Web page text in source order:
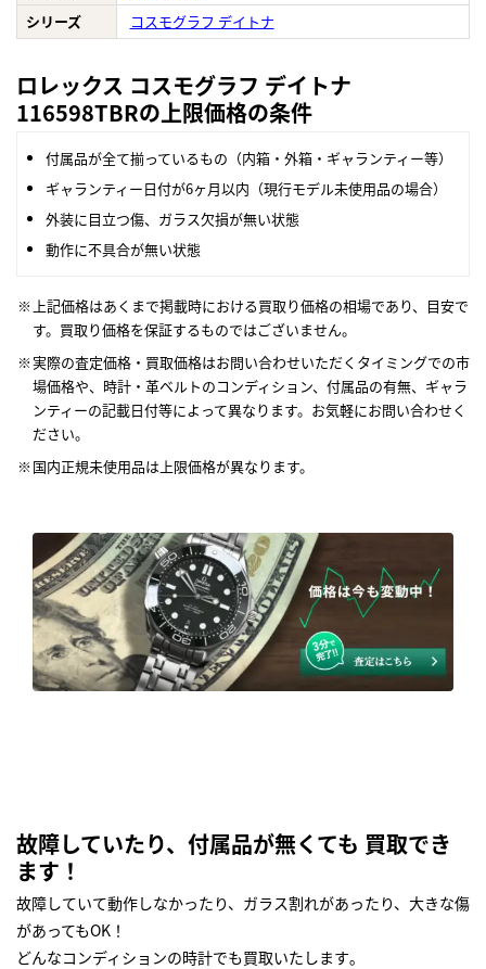
シリーズ
コスモグラフ デイトナ
ロレックス コスモグラフ デイトナ
116598TBRの上限価格の条件
付属品が全て揃っているもの（内箱・外箱・ギャランティー等）
ギャランティー日付が6ヶ月以内（現行モデル未使用品の場合）
外装に目立つ傷、ガラス欠損が無い状態
動作に不具合が無い状態
上記価格はあくまで掲載時における買取り価格の相場であり、目安で
す。買取り価格を保証するものではございません。
実際の査定価格・買取価格はお問い合わせいただくタイミングでの市
場価格や、時計・革ベルトのコンディション、付属品の有無、ギャラ
ンティーの記載日付等によって異なります。お気軽にお問い合わせく
ださい。
国内正規未使用品は上限価格が異なります。
故障していたり、付属品が無くても 買取でき
ます！
故障していて動作しなかったり、ガラス割れがあったり、大きな傷
があってもOK！
どんなコンディションの時計でも買取いたします｡